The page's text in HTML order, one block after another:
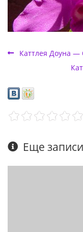
Каттлея Доуна —
Еще